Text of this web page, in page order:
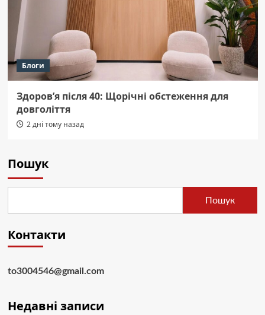
Блоги
Здоров’я після 40: Щорічні обстеження для
довголіття
2 дні тому назад
Пошук
Пошук
Контакти
to3004546@gmail.com
Недавні записи